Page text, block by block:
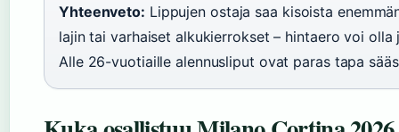
Yhteenveto: Lippujen ostaja saa kisoista
lajin tai varhaiset alkukierrokset – hintaero voi
Alle 26-vuotiaille alennusliput ovat paras tapa